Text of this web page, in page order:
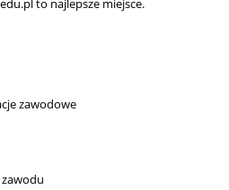
to najlepsze miejsce.
zawodowe